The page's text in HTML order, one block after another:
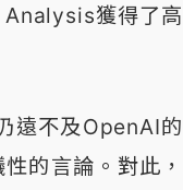
獲得了高
遠不及OpenAI的
的言論。對此，